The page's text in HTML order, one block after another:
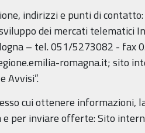
indirizzi e punti di
dei mercati telematici
– tel. 051/5273082 - fax
romagna.it; sito
Avvisi”.
cui ottenere informazioni,
per inviare offerte: Sito